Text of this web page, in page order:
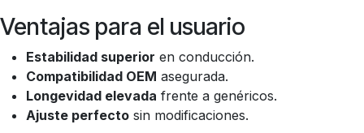
Ventajas para el usuario
Estabilidad superior en conducción.
Compatibilidad OEM asegurada.
Longevidad elevada frente a genéricos.
Ajuste perfecto sin modificaciones.